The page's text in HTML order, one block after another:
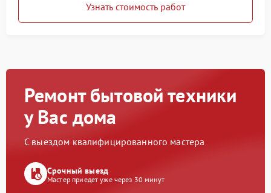
Узнать стоимость работ
Ремонт бытовой техники
у Вас дома
С выездом квалифицированного мастера
Срочный выезд
Мастер приедет уже через 30 минут